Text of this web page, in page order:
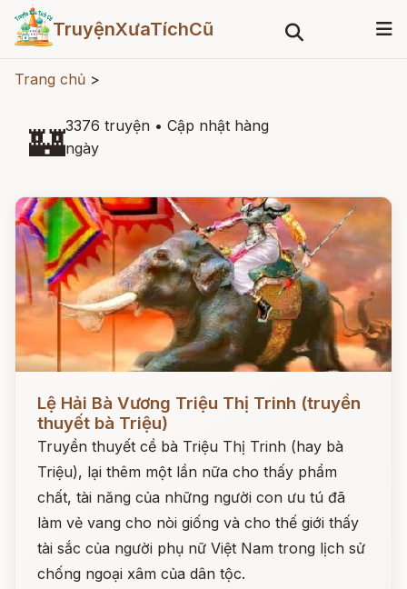
TruyệnXưaTíchCũ
Trang chủ >
🏰3376 truyện • Cập nhật hàng
ngày
Lệ Hải Bà Vương Triệu Thị Trinh (truyền
thuyết bà Triệu)
Truyền thuyết cề bà Triệu Thị Trinh (hay bà
Triệu), lại thêm một lần nữa cho thấy phẩm
chất, tài năng của những người con ưu tú đã
làm vẻ vang cho nòi giống và cho thế giới thấy
tài sắc của người phụ nữ Việt Nam trong lịch sử
chống ngoại xâm của dân tộc.